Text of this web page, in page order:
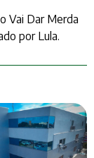
Vai Dar Merda
por Lula.